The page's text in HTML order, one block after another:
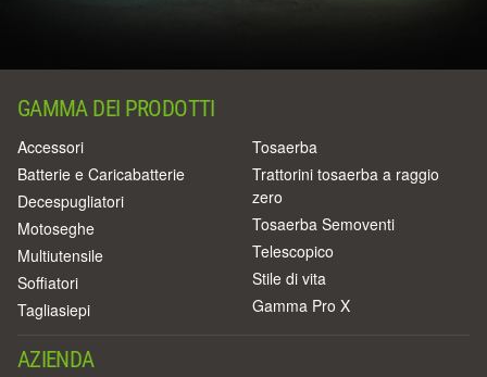
GAMMA DEI PRODOTTI
Accessori
Batterie e Caricabatterie
Decespugliatori
Motoseghe
Multiutensile
Soffiatori
Tagliasiepi
Tosaerba
Trattorini tosaerba a raggio
zero
Tosaerba Semoventi
Telescopico
Stile di vita
Gamma Pro X
AZIENDA